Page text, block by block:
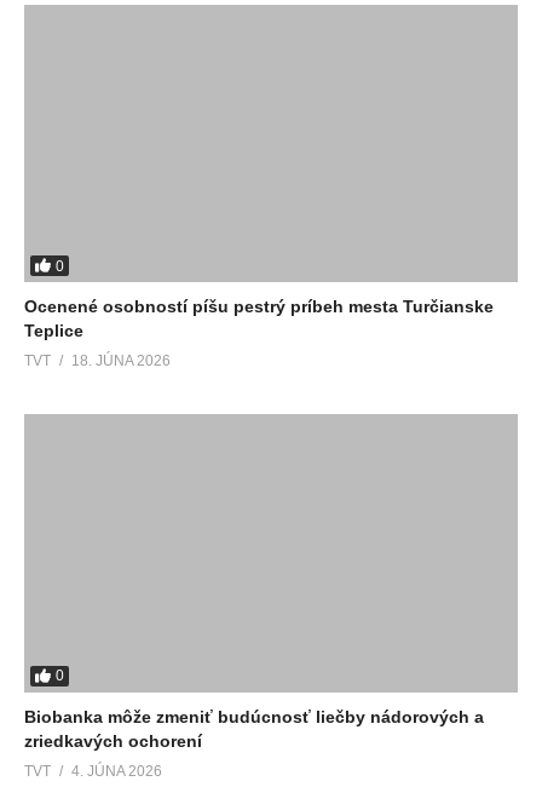
0
Ocenené osobností píšu pestrý príbeh mesta Turčianske
Teplice
TVT 18. JÚNA 2026
0
Biobanka môže zmeniť budúcnosť liečby nádorových a
zriedkavých ochorení
TVT 4. JÚNA 2026